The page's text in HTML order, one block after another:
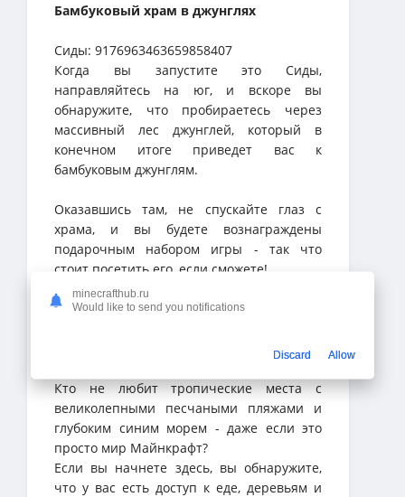
Бамбуковый храм в джунглях
Сиды: 9176963463659858407
Когда вы запустите это Сиды,
направляйтесь на юг, и вскоре вы
обнаружите, что пробираетесь через
массивный лес джунглей, который в
конечном итоге приведет вас к
бамбуковым джунглям.
Оказавшись там, не спускайте глаз с
храма, и вы будете вознаграждены
подарочным набором игры - так что
стоит посетить его, если сможете!
Прибрежная деревня
Кто не любит тропические места с
великолепными песчаными пляжами и
глубоким синим морем - даже если это
просто мир Майнкрафт?
Если вы начнете здесь, вы обнаружите,
что у вас есть доступ к еде, деревьям и
minecrafthub.ru
Would like to send you notifications
Discard Allow